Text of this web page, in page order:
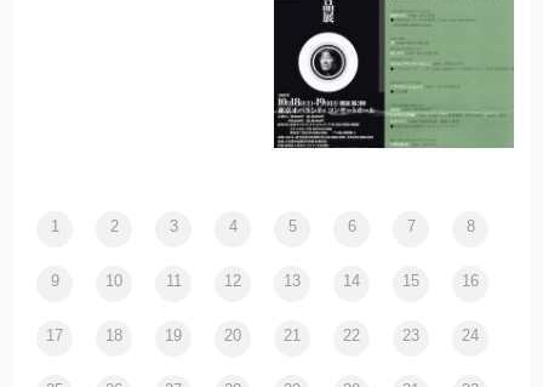
1 2 3 4 5 6 7 8
9 10 11 12 13 14 15 16
17 18 19 20 21 22 23 24